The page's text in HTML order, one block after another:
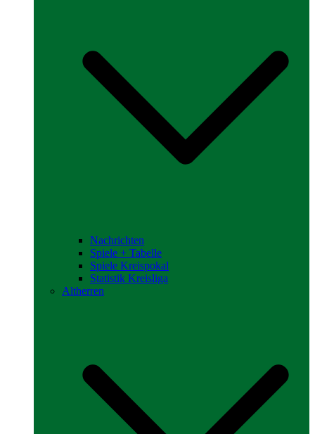
Nachrichten
Spiele + Tabelle
Spiele Kreispokal
Statistik Kreisliga
Altherren